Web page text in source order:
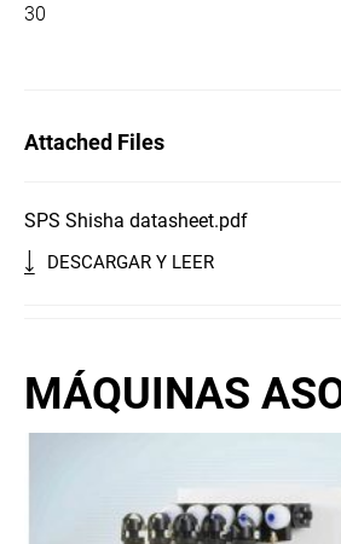
30
Attached Files
SPS Shisha datasheet.pdf
DESCARGAR Y LEER
MÁQUINAS